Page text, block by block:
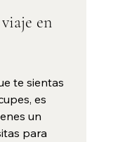
en
te sientas
es
un
para